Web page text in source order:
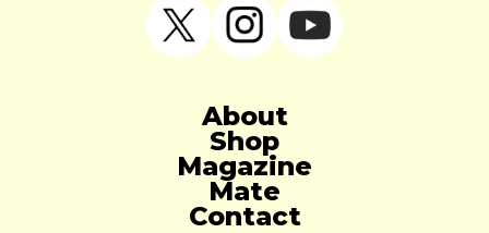
About
Shop
Magazine
Mate
Contact